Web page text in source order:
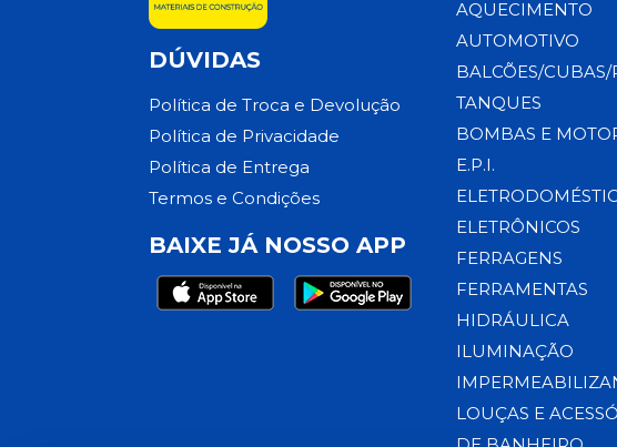
DÚVIDAS
Política de Troca e Devolução
Política de Privacidade
Política de Entrega
Termos e Condições
BAIXE JÁ NOSSO APP
AQUECIMENTO
AUTOMOTIVO
BALCÕES/CUBAS/
TANQUES
BOMBAS E
E.P.I.
ELETRÔNICOS
FERRAGENS
FERRAMENTAS
HIDRÁULICA
ILUMINAÇÃO
LOUÇAS E